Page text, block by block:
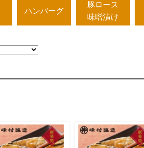
ハンバーグ
豚ロース
味噌漬け